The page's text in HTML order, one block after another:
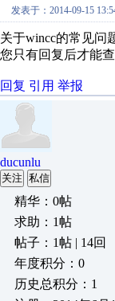
发表于：2014-09-15
关于wincc的常见问
您只有回复后才能
回复 引用 举报
ducunlu
关注 私信
精华：0帖
求助：1帖
帖子：1帖 | 14回
年度积分：0
历史总积分：1